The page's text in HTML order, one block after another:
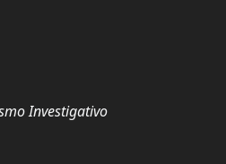
Investigativo